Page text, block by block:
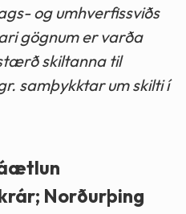
og umhverfissviðs
gögnum er varða
skiltanna til
samþykktar um skilti í
Norðurþing